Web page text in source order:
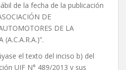
de la fecha de la publicación
DE
DE LA
el texto del inciso b) del
UIF N° 489/2013 y sus